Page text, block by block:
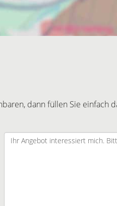
dann füllen Sie einfach